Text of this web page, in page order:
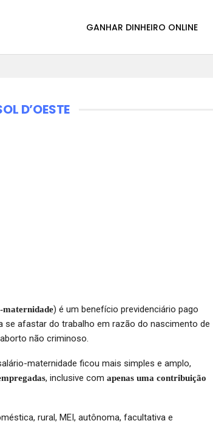
GANHAR DINHEIRO ONLINE
D’OESTE
maternidade) é um benefício previdenciário pago
se afastar do trabalho em razão do nascimento de
não criminoso.
maternidade ficou mais simples e amplo,
, inclusive com apenas uma contribuição
rural, MEI, autônoma, facultativa e